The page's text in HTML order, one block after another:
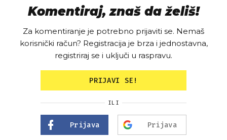
Komentiraj, znaš da želiš!
Za komentiranje je potrebno prijaviti se. Nemaš
korisnički račun? Registracija je brza i jednostavna,
registriraj se i uključi u raspravu.
PRIJAVI SE!
ILI
Prijava Prijava